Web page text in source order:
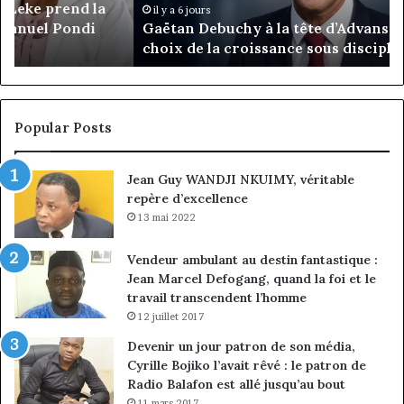
:
le
choix
de
la
croissance
sous
il y a 6 jours
Gaëtan Debuchy à la tête d’Advans Cameroun : le
choix de la croissance sous discipline
à
la
Popular Posts
Jean Guy WANDJI NKUIMY, véritable
repère d’excellence
13 mai 2022
Vendeur ambulant au destin fantastique :
Jean Marcel Defogang, quand la foi et le
travail transcendent l’homme
12 juillet 2017
Devenir un jour patron de son média,
Cyrille Bojiko l’avait rêvé : le patron de
Radio Balafon est allé jusqu’au bout